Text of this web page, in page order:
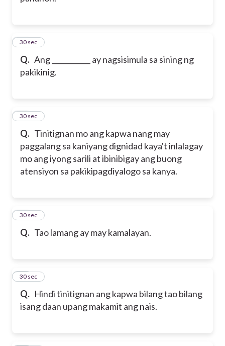
Q. Ang ___________ ay nagsisimula sa sining ng
pakikinig.
11
30 sec
Q. Tinitignan mo ang kapwa nang may
paggalang sa kaniyang dignidad kaya't inlalagay
mo ang iyong sarili at ibinibigay ang buong
atensiyon sa pakikipagdiyalogo sa kanya.
12
30 sec
Q. Tao lamang ay may kamalayan.
13
30 sec
Q. Hindi tinitignan ang kapwa bilang tao bilang
isang daan upang makamit ang nais.
14
30 sec